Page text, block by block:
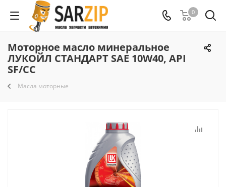
0
Моторное масло минеральное
ЛУКОЙЛ СТАНДАРТ SAE 10W40, API
SF/CC
Масла моторные